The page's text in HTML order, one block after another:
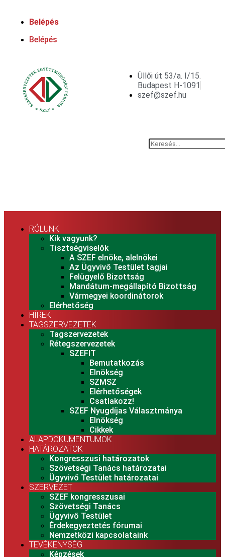
Belépés
Belépés
Üllői út 53/a. I/15.
Budapest H-1091
szef@szef.hu
RÓLUNK
Kik vagyunk?
Tisztségviselők
A SZEF elnöke, alelnökei
Az Ügyvivő Testület tagjai
Felügyelő Bizottság
Mandátum-megállapító Bizottság
Vármegyei koordinátorok
Elérhetőség
HÍREK
TAGSZERVEZETEK
Tagszervezetek
Rétegszervezetek
SZEFIT
Bemutatkozás
Elnökség
SZMSZ
Elérhetőségek
Csatlakozz!
SZEF Nyugdíjas Választmánya
Elnökség
Cikkek
ALAPDOKUMENTUMOK
HATÁROZATOK
Kongresszusi határozatok
Szövetségi Tanács határozatai
Ügyvivő Testület határozatai
SZERVEZET
SZEF kongresszusai
Szövetségi Tanács
Ügyvivő Testület
Érdekegyeztetés fórumai
Nemzetközi kapcsolataink
TEVÉKENYSÉG
Képzések